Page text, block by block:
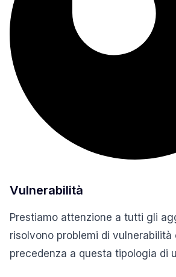
Vulnerabilità
Prestiamo attenzione a tutti gli
risolvono problemi di vulnerabilità
precedenza a questa tipologia di